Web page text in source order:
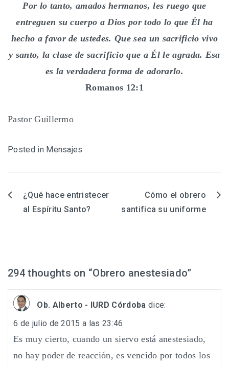
Por lo tanto, amados hermanos, les ruego que
entreguen su cuerpo a Dios por todo lo que Él ha
hecho a favor de ustedes. Que sea un sacrificio vivo
y santo, la clase de sacrificio que a Él le agrada. Esa
es la verdadera forma de adorarlo.
Romanos 12:1
Pastor Guillermo
Posted in Mensajes
Navegación
¿Qué hace entristecer
al Espíritu Santo?
Cómo el obrero
santifica su uniforme
294 thoughts on “Obrero anestesiado”
Ob. Alberto - IURD Córdoba dice:
6 de julio de 2015 a las 23:46
Es muy cierto, cuando un siervo está anestesiado,
no hay poder de reacción, es vencido por todos los